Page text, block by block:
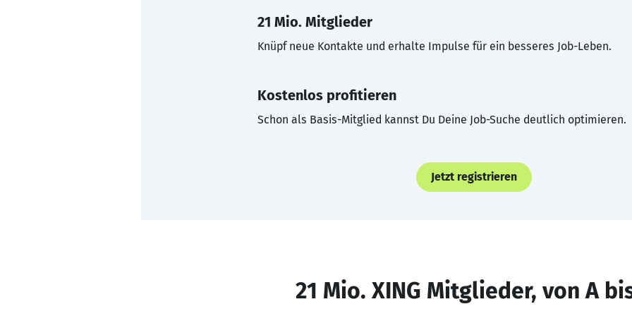
21 Mio. Mitglieder
Knüpf neue Kontakte und erhalte Impulse für ein besseres Job-Leben.
Kostenlos profitieren
Schon als Basis-Mitglied kannst Du Deine Job-Suche deutlich optimieren.
Jetzt registrieren
21 Mio. XING Mitglieder, von A